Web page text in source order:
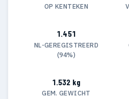
OP KENTEKEN
1.451
NL-GEREGISTREERD
(94%)
1.532 kg
GEM. GEWICHT